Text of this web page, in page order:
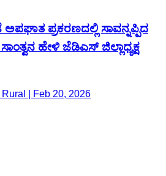
ಪ್ರಕರಣದಲ್ಲಿ ಸಾವನ್ನಪ್ಪಿದ
ಹೇಳಿ ಜೆಡಿಎಸ್ ಜಿಲ್ಲಾಧ್ಯಕ್ಷ
| Feb 20, 2026